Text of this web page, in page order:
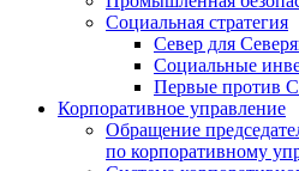
Социальная стратегия
Север для
Социальные
Первые против
Корпоративное управление
Обращение
по корпоративному